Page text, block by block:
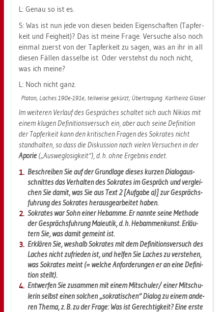
L: Genau so ist es.
S: Was ist nun jede von die­sen bei­den Ei­gen­schaf­ten (Tap­fer­
keit und Feig­heit)? Das ist meine Frage. Ver­su­che also noch
ein­mal zu­erst von der Tap­fer­keit zu sagen, was an ihr in all
die­sen Fäl­len das­sel­be ist. Oder ver­stehst du noch nicht,
was ich meine?
L: Noch nicht ganz.
Pla­ton, La­ches 190e-191e, teil­wei­se ge­kürzt; Über­tra­gung: Karl­heinz Gla­ser
Im wei­te­ren Ver­lauf des Ge­sprä­ches schal­tet sich auch Ni­ki­as mit
einem klu­gen De­fi­ni­ti­ons­ver­such ein, aber auch seine De­fi­ni­ti­on
der Tap­fer­keit kann den kri­ti­schen Fra­gen des So­kra­tes nicht
stand­hal­ten, so dass die Dis­kus­si­on nach vie­len Ver­su­chen in der
Apo­rie („Aus­weg­lo­sig­keit“), d. h. ohne Er­geb­nis endet.
Be­schrei­ben Sie auf der Grund­la­ge die­ses kur­zen Dia­log­aus­
schnit­tes das Ver­hal­ten des So­kra­tes im Ge­spräch und ver­glei­
chen Sie damit, was Sie aus Text 2 [Auf­ga­be a)] zur Ge­sprächs­
füh­rung des So­kra­tes her­aus­ge­ar­bei­tet haben.
So­kra­tes war Sohn einer Heb­am­me. Er nann­te seine Me­tho­de
der Ge­sprächs­füh­rung Maieu­tik, d. h. Heb­am­men­kunst. Er­läu­
tern Sie, was damit ge­meint ist.
Er­klä­ren Sie, wes­halb So­kra­tes mit dem De­fi­ni­ti­ons­ver­such des
La­ches nicht zu­frie­den ist, und hel­fen Sie La­ches zu ver­ste­hen,
was So­kra­tes meint (= wel­che An­for­de­run­gen er an eine De­fi­ni­
ti­on stellt).
Ent­wer­fen Sie zu­sam­men mit einem Mit­schü­ler/ einer Mit­schü­
le­rin selbst einen sol­chen „so­kra­ti­schen“ Dia­log zu einem an­de­
ren Thema, z. B. zu der Frage: Was ist Ge­rech­tig­keit? Eine erste